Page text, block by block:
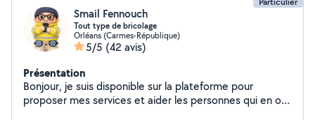
Smail Fennouch
Tout type de bricolage
Orléans (Carmes-République)
5/5 (42 avis)
Présentation
Bonjour, je suis disponible sur la plateforme pour
proposer mes services et aider les personnes qui en ont